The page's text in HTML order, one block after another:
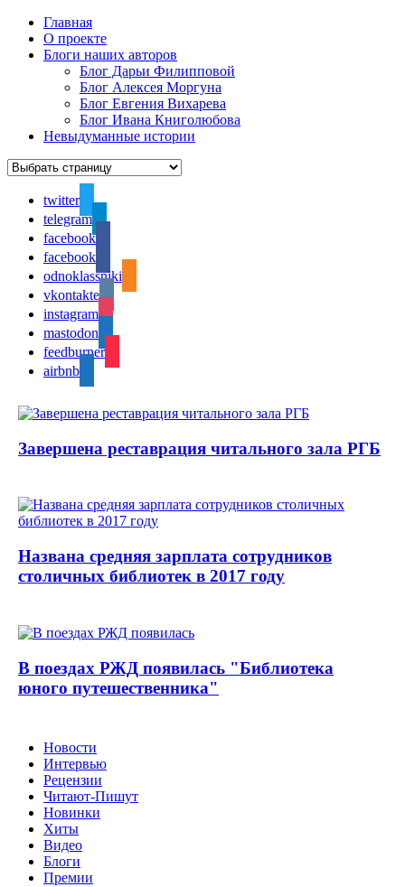
Главная
О проекте
Блоги наших авторов
Блог Дарьи Филипповой
Блог Алексея Моргуна
Блог Евгения Вихарева
Блог Ивана Книголюбова
Невыдуманные истории
twitter
telegram
facebook
facebook
odnoklassniki
vkontakte
instagram
mastodon
feedburner
airbnb
Завершена реставрация читального зала РГБ
Названа средняя зарплата сотрудников
столичных библиотек в 2017 году
В поездах РЖД появилась "Библиотека
юного путешественника"
Новости
Интервью
Рецензии
Читают-Пишут
Новинки
Хиты
Видео
Блоги
Премии